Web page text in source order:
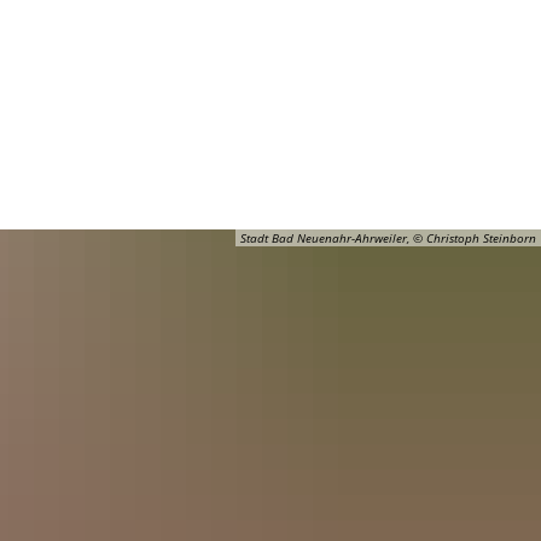
Stadt Bad Neuenahr-Ahrweiler, © Christoph Steinborn